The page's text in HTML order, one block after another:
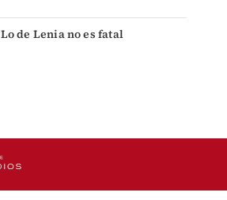
Lo de Lenia no es fatal